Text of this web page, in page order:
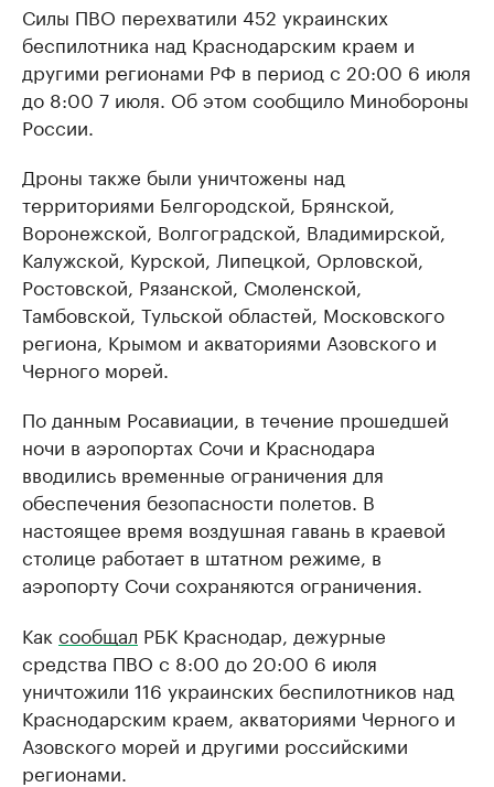
Силы ПВО перехватили 452 украинских
беспилотника над Краснодарским краем и
другими регионами РФ в период с 20:00 6 июля
до 8:00 7 июля. Об этом сообщило Минобороны
России.
Дроны также были уничтожены над
территориями Белгородской, Брянской,
Воронежской, Волгоградской, Владимирской,
Калужской, Курской, Липецкой, Орловской,
Ростовской, Рязанской, Смоленской,
Тамбовской, Тульской областей, Московского
региона, Крымом и акваториями Азовского и
Черного морей.
По данным Росавиации, в течение прошедшей
ночи в аэропортах Сочи и Краснодара
вводились временные ограничения для
обеспечения безопасности полетов. В
настоящее время воздушная гавань в краевой
столице работает в штатном режиме, в
аэропорту Сочи сохраняются ограничения.
Как сообщал РБК Краснодар, дежурные
средства ПВО с 8:00 до 20:00 6 июля
уничтожили 116 украинских беспилотников над
Краснодарским краем, акваториями Черного и
Азовского морей и другими российскими
регионами.